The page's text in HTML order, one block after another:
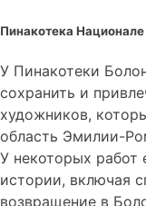
Пинакотека Национале
У Пинакотеки
сохранить и
художников,
область Эмилии-
У некоторых работ
истории, включая
возвращение в